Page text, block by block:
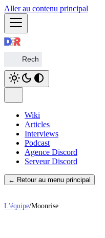
Aller au contenu principal
Wiki
Articles
Interviews
Podcast
Agence Discord
Serveur Discord
← Retour au menu principal
L'équipe/Moonrise